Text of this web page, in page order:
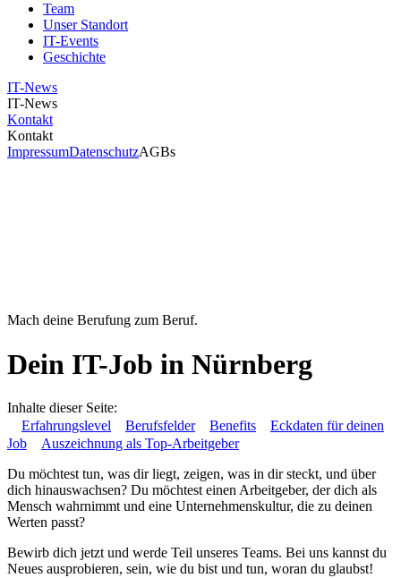
Team
Unser Standort
IT-Events
Geschichte
IT-News
IT-News
Kontakt
Kontakt
ImpressumDatenschutzAGBs
Mach deine Berufung zum Beruf.
Dein IT-Job in Nürnberg
Inhalte dieser Seite:
Erfahrungslevel
Berufsfelder Benefits
Eckdaten für deinen
Job
Auszeichnung als Top-Arbeitgeber
Du möchtest tun, was dir liegt, zeigen, was in dir steckt, und über
dich hinauswachsen? Du möchtest einen Arbeitgeber, der dich als
Mensch wahrnimmt und eine Unternehmenskultur, die zu deinen
Werten passt?
Bewirb dich jetzt und werde Teil unseres Teams. Bei uns kannst du
Neues ausprobieren, sein, wie du bist und tun, woran du glaubst!